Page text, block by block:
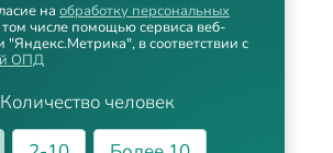
Количество человек
на обработку персональных
том числе помощью сервиса веб-
"Яндекс.Метрика", в соответствии с
ОПД